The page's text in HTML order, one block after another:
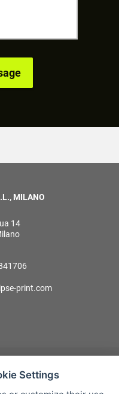
MILANO
14
print.com
Settings